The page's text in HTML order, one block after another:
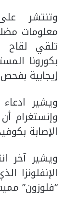
وتنتشر
معلومات
تلقي لقاح
بكورونا
إيجابية بفحص
ويشير
وإنستغرام
الإصابة بكوفيد-19 بنسبة 36 في
ويشير آخر
الإنفلونزا
“فلوزون” مميت أكثر بـ